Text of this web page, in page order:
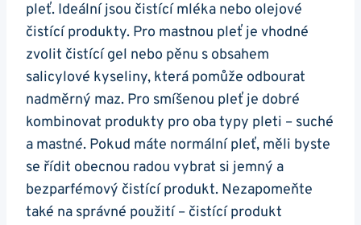
pleť. Ideální ‌jsou ⁢čistící mléka ‍nebo olejové
čistící produkty. Pro mastnou⁢ pleť ‍je‌ vhodné
zvolit⁤ čistící⁢ gel⁢ nebo pěnu ⁤s obsahem
salicylové kyseliny,​ která pomůže odbourat‌
nadměrný maz. Pro ‍smíšenou pleť je dobré
kombinovat produkty pro oba typy pleti – ​suché
a mastné. Pokud máte ‍normální pleť, měli byste
se řídit obecnou radou⁣ vybrat si jemný a
‌bezparfémový čistící produkt. Nezapomeňte
také na správné použití – čistící ​produkt